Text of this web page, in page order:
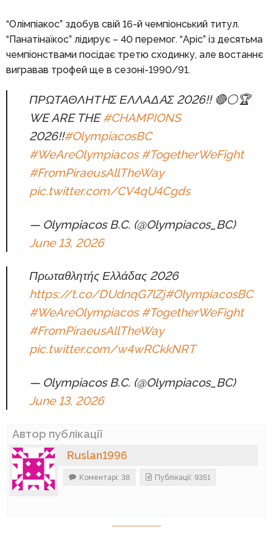
“Олімпіакос” здобув свій 16-й чемпіонський титул.
“Панатінаїкос” лідирує – 40 перемог. “Аріс” із десятьма
чемпіонствами посідає третю сходинку, але востаннє
вигравав трофей ще в сезоні-1990/91.
ΠΡΩΤΑΘΛΗΤHΣ ΕΛΛΑΔAΣ 2026!! 🔴⚪🏆
WE ARE THE#CHAMPIONS
2026!!#OlympiacosBC
#WeAreOlympiacos #TogetherWeFight
#FromPiraeusAllTheWay
pic.twitter.com/CV4qU4Cgds
— Olympiacos B.C. (@Olympiacos_BC)
June 13, 2026
Πρωταθλητής Ελλάδας 2026
https://t.co/DUdnqG7lZj#OlympiacosBC
#WeAreOlympiacos #TogetherWeFight
#FromPiraeusAllTheWay
pic.twitter.com/w4wRCkkNRT
— Olympiacos B.C. (@Olympiacos_BC)
June 13, 2026
Автор публікації
Ruslan1996
Коментарі: 38 Публікації: 9351